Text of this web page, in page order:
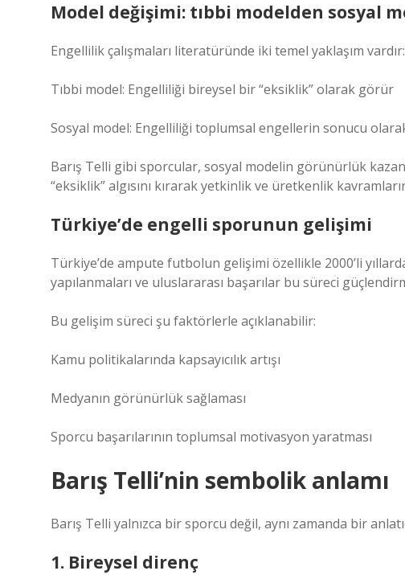
Model değişimi: tıbbi modelden sosyal
Engellilik çalışmaları literatüründe iki temel yaklaşım vardır:
Tıbbi model: Engelliliği bireysel bir “eksiklik” olarak görür
Sosyal model: Engelliliği toplumsal engellerin sonucu
Barış Telli gibi sporcular, sosyal modelin görünürlük
“eksiklik” algısını kırarak yetkinlik ve üretkenlik
Türkiye’de engelli sporunun gelişimi
Türkiye’de ampute futbolun gelişimi özellikle 2000’li
yapılanmaları ve uluslararası başarılar bu süreci
Bu gelişim süreci şu faktörlerle açıklanabilir:
Kamu politikalarında kapsayıcılık artışı
Medyanın görünürlük sağlaması
Sporcu başarılarının toplumsal motivasyon yaratması
Barış Telli’nin sembolik anlamı
Barış Telli yalnızca bir sporcu değil, aynı zamanda bir
1. Bireysel direnç